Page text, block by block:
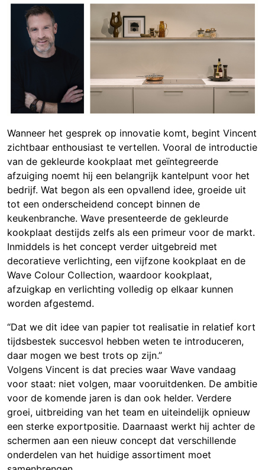
Wanneer het gesprek op innovatie komt, begint Vincent
zichtbaar enthousiast te vertellen. Vooral de introductie
van de gekleurde kookplaat met geïntegreerde
afzuiging noemt hij een belangrijk kantelpunt voor het
bedrijf. Wat begon als een opvallend idee, groeide uit
tot een onderscheidend concept binnen de
keukenbranche. Wave presenteerde de gekleurde
kookplaat destijds zelfs als een primeur voor de markt.
Inmiddels is het concept verder uitgebreid met
decoratieve verlichting, een vijfzone kookplaat en de
Wave Colour Collection, waardoor kookplaat,
afzuigkap en verlichting volledig op elkaar kunnen
worden afgestemd.
“Dat we dit idee van papier tot realisatie in relatief kort
tijdsbestek succesvol hebben weten te introduceren,
daar mogen we best trots op zijn.”
Volgens Vincent is dat precies waar Wave vandaag
voor staat: niet volgen, maar vooruitdenken. De ambitie
voor de komende jaren is dan ook helder. Verdere
groei, uitbreiding van het team en uiteindelijk opnieuw
een sterke exportpositie. Daarnaast werkt hij achter de
schermen aan een nieuw concept dat verschillende
onderdelen van het huidige assortiment moet